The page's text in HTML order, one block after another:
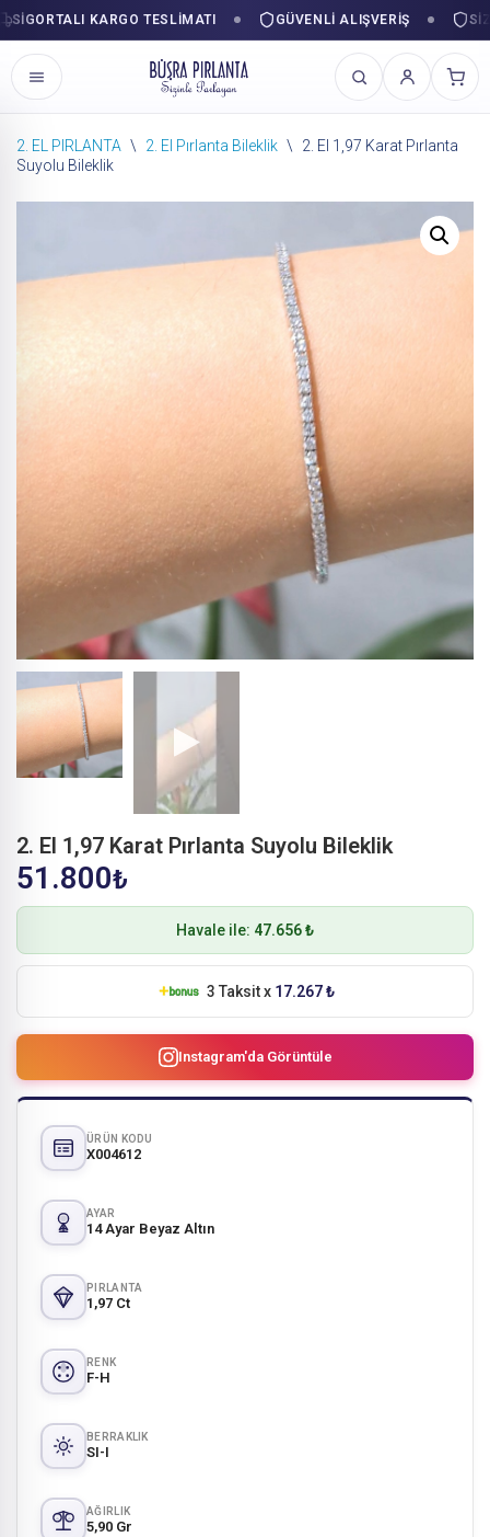
KARGO TESLIMATI GÜVENLI ALIŞVERIŞ
İçeriğe
2. EL PIRLANTA \ 2. El Pırlanta Bileklik \
2. El 1,97 Karat Pırlanta
Suyolu Bileklik
2. El 1,97 Karat Pırlanta Suyolu Bileklik
51.800₺
Havale ile: 47.656 ₺
3 Taksit x 17.267 ₺
Instagram'da Görüntüle
ÜRÜN KODU
X004612
AYAR
14 Ayar Beyaz Altın
PIRLANTA
1,97 Ct
RENK
F-H
BERRAKLIK
SI-I
AĞIRLIK
5,90 Gr